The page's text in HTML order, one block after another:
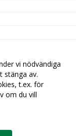
vi nödvändiga
stänga av.
t.ex. för
om du vill